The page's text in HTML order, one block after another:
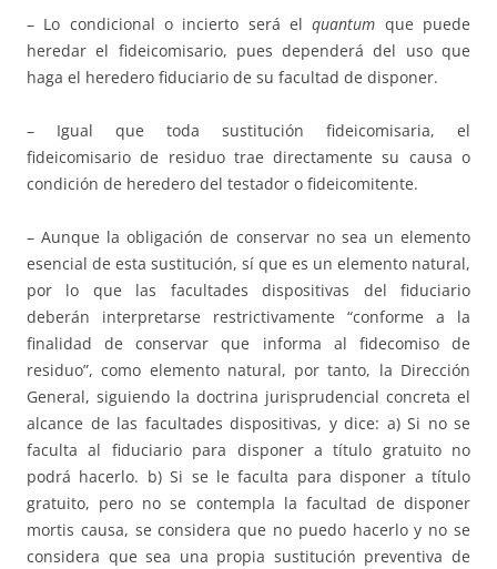
– Lo condicional o incierto será elquantum que puede
heredar el fideicomisario, pues dependerá del uso que
haga el heredero fiduciario de su facultad de disponer.
– Igual que toda sustitución fideicomisaria, el
fideicomisario de residuo trae directamente su causa o
condición de heredero del testador o fideicomitente.
– Aunque la obligación de conservar no sea un elemento
esencial de esta sustitución, sí que es un elemento natural,
por lo que las facultades dispositivas del fiduciario
deberán interpretarse restrictivamente “conforme a la
finalidad de conservar que informa al fidecomiso de
residuo”, como elemento natural, por tanto, la Dirección
General, siguiendo la doctrina jurisprudencial concreta el
alcance de las facultades dispositivas, y dice: a) Si no se
faculta al fiduciario para disponer a título gratuito no
podrá hacerlo. b) Si se le faculta para disponer a título
gratuito, pero no se contempla la facultad de disponer
mortis causa, se considera que no puedo hacerlo y no se
considera que sea una propia sustitución preventiva de